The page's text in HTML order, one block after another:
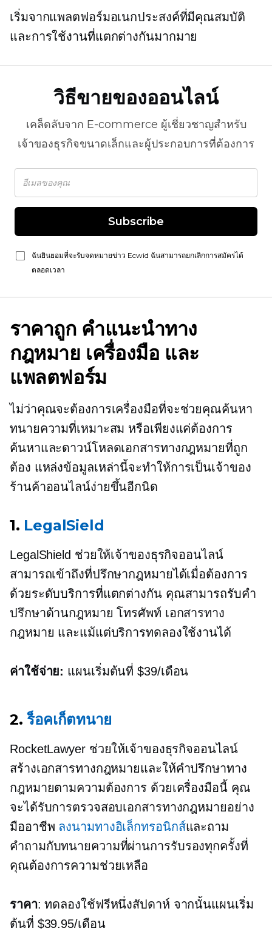
เริ่มจากแพลตฟอร์มอเนกประสงค์ที่มีคุณสมบัติ
และการใช้งานที่แตกต่างกันมากมาย
วิธีขายของออนไลน์
เคล็ดลับจาก E-commerce ผู้เชี่ยวชาญสำหรับ
เจ้าของธุรกิจขนาดเล็กและผู้ประกอบการที่ต้องการ
Subscribe
ฉันยินยอมที่จะรับจดหมายข่าว Ecwid ฉันสามารถยกเลิกการสมัครได้
ตลอดเวลา
ราคาถูกคำแนะนำทาง
กฎหมาย เครื่องมือ และ
แพลตฟอร์ม
ไม่ว่าคุณจะต้องการเครื่องมือที่จะช่วยคุณค้นหา
ทนายความที่เหมาะสม หรือเพียงแค่ต้องการ
ค้นหาและดาวน์โหลดเอกสารทางกฎหมายที่ถูก
ต้อง แหล่งข้อมูลเหล่านี้จะทำให้การเป็นเจ้าของ
ร้านค้าออนไลน์ง่ายขึ้นอีกนิด
1. LegalSield
LegalShield ช่วยให้เจ้าของธุรกิจออนไลน์
สามารถเข้าถึงที่ปรึกษากฎหมายได้เมื่อต้องการ
ด้วยระดับบริการที่แตกต่างกัน คุณสามารถรับคำ
ปรึกษาด้านกฎหมาย โทรศัพท์ เอกสารทาง
กฎหมาย และแม้แต่บริการทดลองใช้งานได้
ค่าใช้จ่าย: แผนเริ่มต้นที่ $39/เดือน
2. ร็อคเก็ตทนาย
RocketLawyer ช่วยให้เจ้าของธุรกิจออนไลน์
สร้างเอกสารทางกฎหมายและให้คำปรึกษาทาง
กฎหมายตามความต้องการ ด้วยเครื่องมือนี้ คุณ
จะได้รับการตรวจสอบเอกสารทางกฎหมายอย่าง
มืออาชีพ ลงนามทางอิเล็กทรอนิกส์และถาม
คำถามกับทนายความที่ผ่านการรับรองทุกครั้งที่
คุณต้องการความช่วยเหลือ
ราคา: ทดลองใช้ฟรีหนึ่งสัปดาห์ จากนั้นแผนเริ่ม
ต้นที่ $39.95/เดือน